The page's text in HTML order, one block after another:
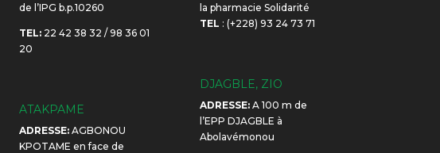
de l’IPG b.p.10260
TEL:22 42 38 32 / 98 36 01
20
ATAKPAME
ADRESSE:AGBONOU
KPOTAME en face de
la pharmacie Solidarité
TEL : (+228) 93 24 73 71
DJAGBLE, ZIO
ADRESSE:A 100 m de
l’EPP DJAGBLE à
Abolavémonou